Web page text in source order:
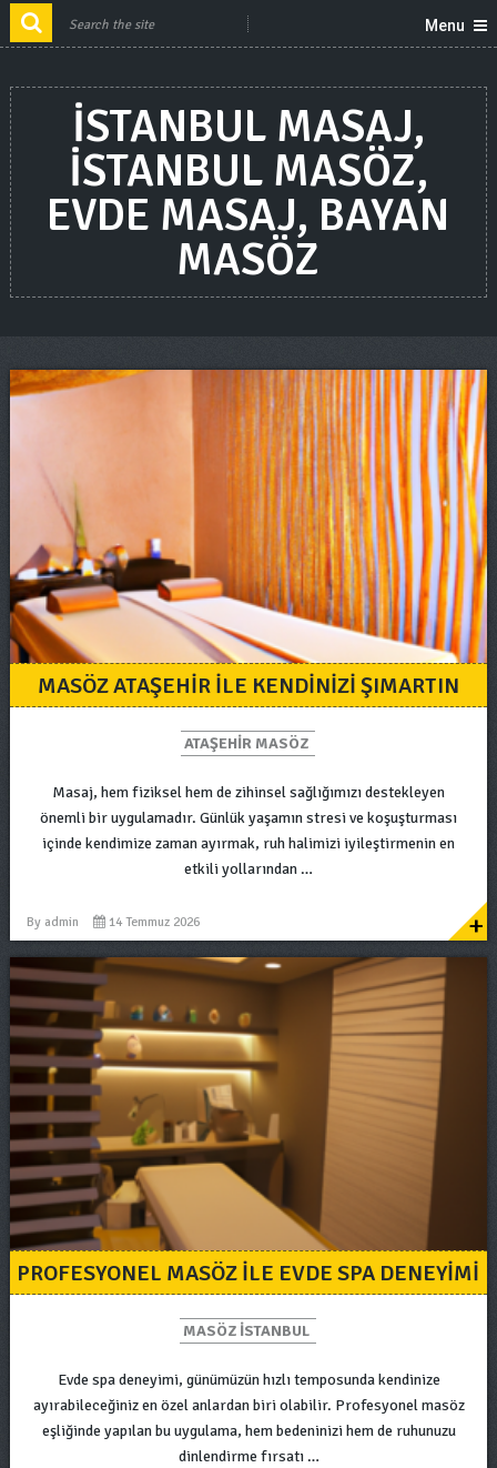
Menu
ISTANBUL MASAJ,
ISTANBUL MASÖZ,
EVDE MASAJ, BAYAN
MASÖZ
MASÖZ ATAŞEHIR ILE KENDINIZI ŞIMARTIN
ATAŞEHIR MASÖZ
Masaj, hem fiziksel hem de zihinsel sağlığımızı destekleyen
önemli bir uygulamadır. Günlük yaşamın stresi ve koşuşturması
içinde kendimize zaman ayırmak, ruh halimizi iyileştirmenin en
etkili yollarından …
By admin 14 Temmuz 2026 +
PROFESYONEL MASÖZ ILE EVDE SPA DENEYIMI
MASÖZ ISTANBUL
Evde spa deneyimi, günümüzün hızlı temposunda kendinize
ayırabileceğiniz en özel anlardan biri olabilir. Profesyonel masöz
eşliğinde yapılan bu uygulama, hem bedeninizi hem de ruhunuzu
dinlendirme fırsatı …